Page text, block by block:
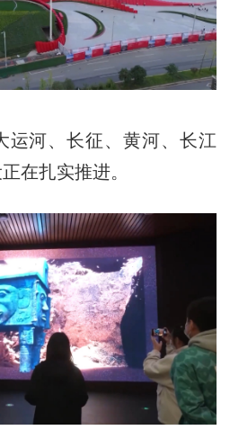
河、长征、黄河、长江
在扎实推进。